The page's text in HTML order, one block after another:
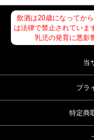
飲酒は20歳になってか
は法律で禁止されていま
乳児の発育に悪影
当
プラ
特定商